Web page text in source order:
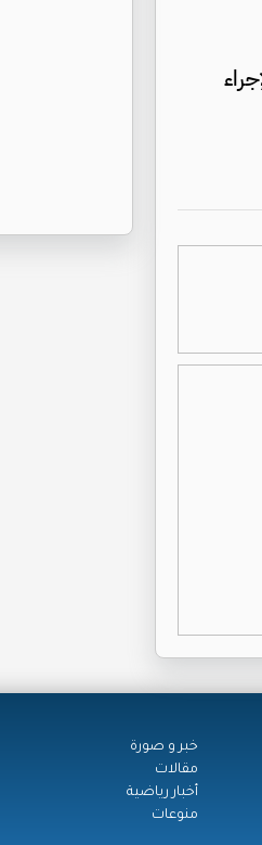
خبر و صورة
مقالات
أخبار رياضية
منوعات